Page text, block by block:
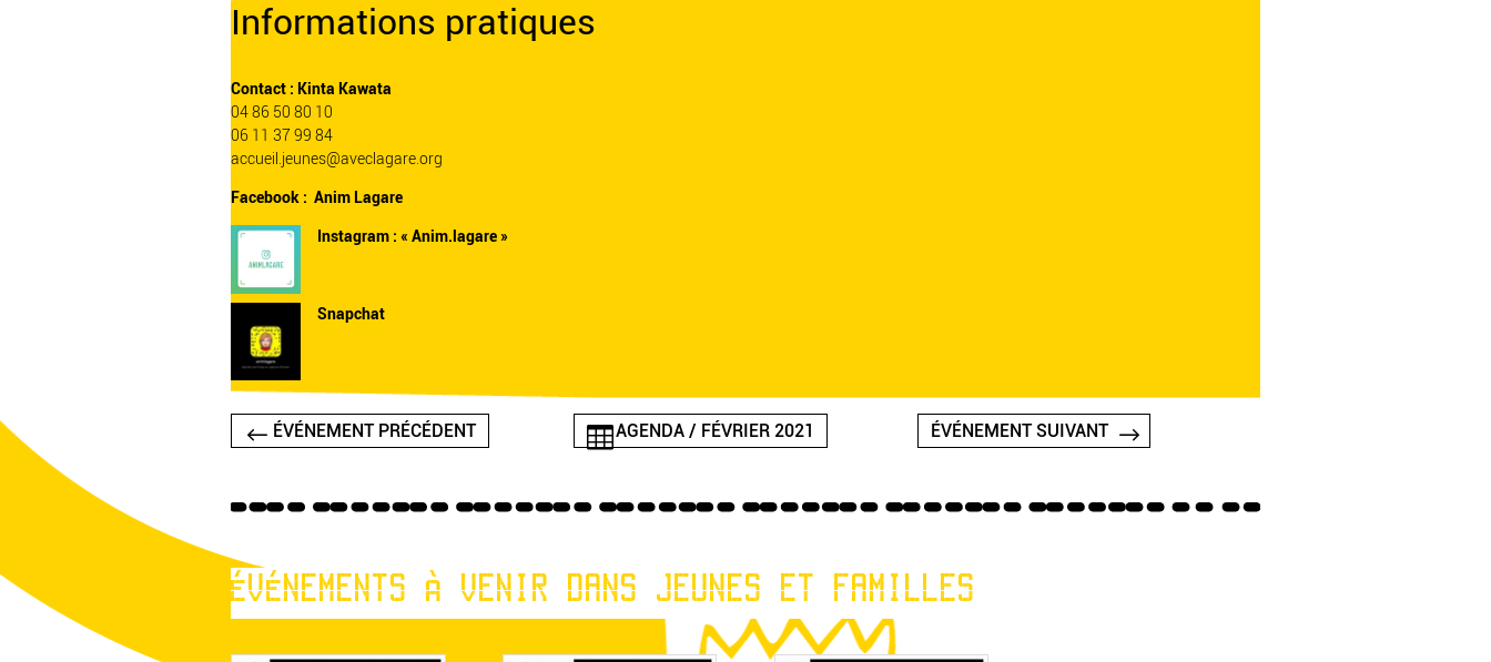
Informations pratiques
Contact : Kinta Kawata
04 86 50 80 10
06 11 37 99 84
accueil.jeunes@aveclagare.org
Facebook : Anim Lagare
Instagram : « Anim.lagare »
Snapchat
ÉVÉNEMENT PRÉCÉDENT AGENDA / FÉVRIER 2021 ÉVÉNEMENT SUIVANT
ÉVÉNEMENTS À VENIR DANS JEUNES ET FAMILLES